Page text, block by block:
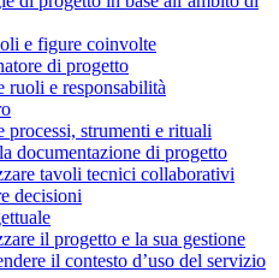
e figure coinvolte
di progetto
ruoli e responsabilità
processi, strumenti e rituali
documentazione di progetto
tavoli tecnici collaborativi
decisioni
il progetto e la sua gestione
il contesto d’uso del servizio